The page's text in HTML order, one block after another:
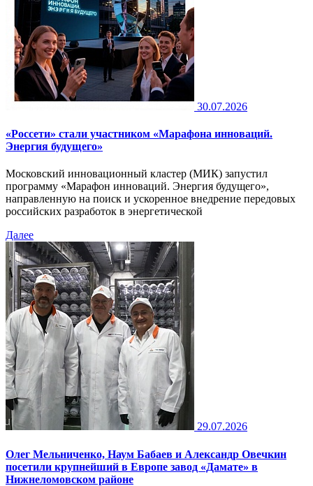
30.07.2026
«Россети» стали участником «Марафона инноваций.
Энергия будущего»
Московский инновационный кластер (МИК) запустил
программу «Марафон инноваций. Энергия будущего»,
направленную на поиск и ускоренное внедрение передовых
российских разработок в энергетической
Далее
29.07.2026
Олег Мельниченко, Наум Бабаев и Александр Овечкин
посетили крупнейший в Европе завод «Дамате» в
Нижнеломовском районе